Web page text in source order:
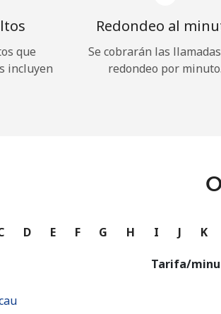
que
incluyen
Redondeo al
Se cobrarán las
redondeo por minuto.
D E F G H I J K
Tarifa/